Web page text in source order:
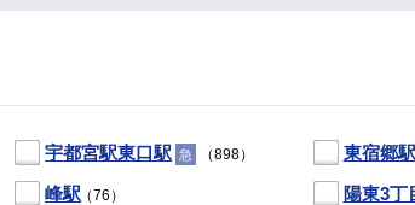
宇都宮駅東口駅 急 （898） 東宿郷駅
峰駅（76） 陽東3丁